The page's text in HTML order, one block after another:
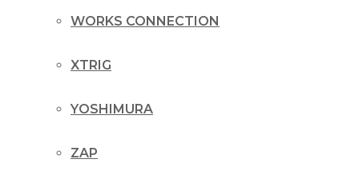
WORKS CONNECTION
XTRIG
YOSHIMURA
ZAP